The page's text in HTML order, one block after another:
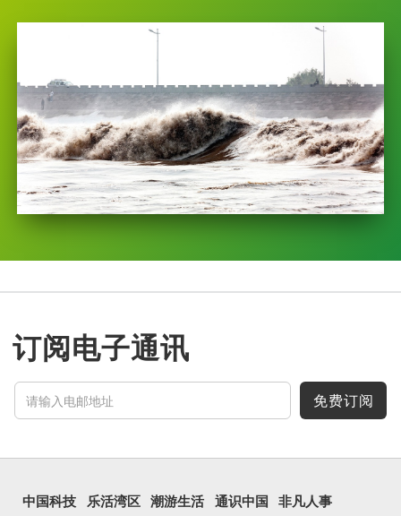
订阅电子通讯
免费订阅
中国科技 乐活湾区 潮游生活 通识中国 非凡人事